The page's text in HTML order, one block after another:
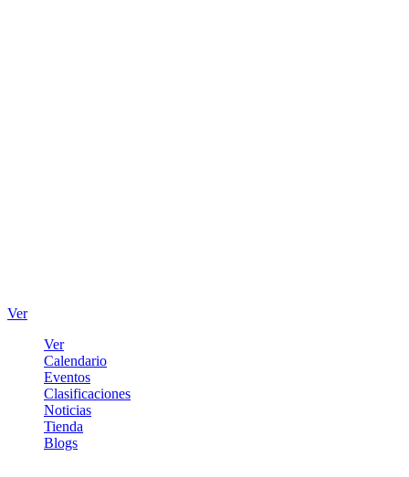
Ver
Ver
Calendario
Eventos
Clasificaciones
Noticias
Tienda
Blogs